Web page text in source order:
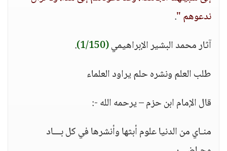
ندعوهم ".
آثار محمد البشير الإبراهيمي(1/150)
.
طلب العلم ونشره حلم يراود العلماء
قال الإمام ابن حزم – يرحمه الله -:
منـاي من الدنيا علوم أبثها وأنشرها في كل بـــاد